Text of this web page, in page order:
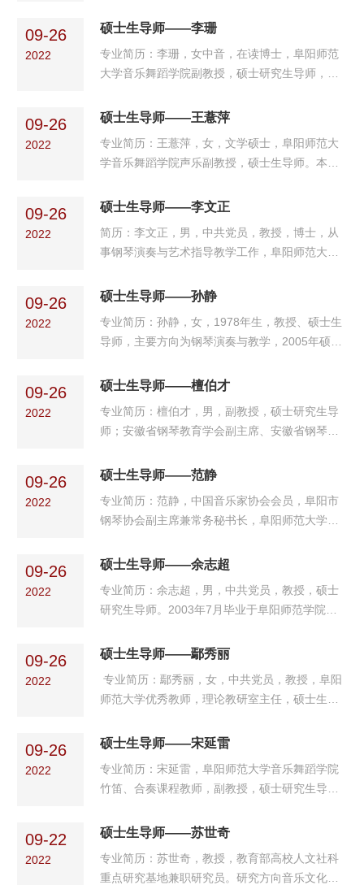
秀青年人才基金项目《黎英海古诗词艺术歌曲的
创作特征和演唱研究...
会员，安徽省音乐家协会声乐专业委员会会员，
阳市政协委员，阜阳市欧美同学会会长。主要从
事声乐演唱与教学、意大利语语音教学和舞台实
女性角色的人物刻画探究—以莫扎特与普契尼歌
剧中的女高音为例...
09-26
2022
硕士生导师——李珊
专业简历：李珊，女中音，在读博士，阜阳师范
大学音乐舞蹈学院副教授，硕士研究生导师，毕
被学院授予优等生毕业证书及“优秀歌剧和音乐会
省声乐专业委员会会员，安徽省欧美同学会会
员。主要从事声乐演唱教学、意大利语语音教学
果：主持和参与“17-18世纪意大利古典艺术歌曲
创作及演唱风格研究...
09-26
2022
硕士生导师——王薏萍
专业简历：王薏萍，女，文学硕士，阜阳师范大
学音乐舞蹈学院声乐副教授，硕士生导师。本科
艺术学院音乐学院。安徽省音乐家协会会员。主
术成果：主持安徽省人文社科重点项目、安徽省
教育规划项目等课题十余项，在《中国教育学
10篇，出版个人专著《声乐与舞蹈艺术研究》。
获奖情况：获第38届意...
09-26
2022
硕士生导师——李文正
简历：李文正，男，中共党员，教授，博士，从
事钢琴演奏与艺术指导教学工作，阜阳师范大学
评审委员会评审专家，教育部教育考试院全国艺
全国本科毕业论文（设计）抽检专家库成员，教
育部青年骨干教师国内访问学者，安徽省中小学
培训专家库成员。学术成果：先后出版个人学术
专著3部，发表专业学...
09-26
2022
硕士生导师——孙静
专业简历：孙静，女，1978年生，教授、硕士生
导师，主要方向为钢琴演奏与教学，2005年硕士
阜阳师范大学音乐舞蹈学院至今。主要学术兼职
阜阳师范大学第一届学术委员会委员、阜阳市第
一届哲学社会科学专家等。学术成果：先后主持
表二类文章3篇、三类文章10余篇，主持和参与
教研课题4项。担任钢...
09-26
2022
硕士生导师——檀伯才
专业简历：檀伯才，男，副教授，硕士研究生导
师；安徽省钢琴教育学会副主席、安徽省钢琴协
音乐学院进修，研究方向为钢琴演奏与教学、作
省高校人文社会科学研究重点项目“基于计算机音
乐制作的虚拟乐器音序技法研究”2、主持阜阳师
虚拟乐器的音序技法研究”3、主持阜阳师范学院
基础教育研究...
09-26
2022
硕士生导师——范静
专业简历：范静，中国音乐家协会会员，阜阳市
钢琴协会副主席兼常务秘书长，阜阳师范大学音
坦威钢琴工作室项目组督导兼艺术总监。毕业于
梅教授，分别获得学士学位、硕士研究生学位。
2003年进修于中央音乐学院钢琴系，师从于李昕
成果：多次在国内外学术杂志，包括sci原刊、各
本科院校学报等等发...
09-26
2022
硕士生导师——余志超
专业简历：余志超，男，中共党员，教授，硕士
研究生导师。2003年7月毕业于阜阳师范学院音
学院获硕士学位；2011年9月至2012.7上海音乐
学院音乐表演系党支部书记、钢琴教研室主任。
学术成果：主持省级重点课题 1 项、市级课题 1
作 3 部，发表学术论文 20 篇。获奖情况：
1.2019.8获第三届言子杯...
09-26
2022
硕士生导师——鄢秀丽
专业简历：鄢秀丽，女，中共党员，教授，阜阳
师范大学优秀教师，理论教研室主任，硕士生导
规划项目评审专家，安徽省中小学艺术评审专
重点研究项目《农村小学艺术教育资源整合研
究》、安徽省高校人文社会科学研究项目《二夹
般项目；发表《情感与理智在器乐演奏中的融
合》、《二胡演奏声腔化的...
09-26
2022
硕士生导师——宋延雷
专业简历：宋延雷，阜阳师范大学音乐舞蹈学院
竹笛、合奏课程教师，副教授，硕士研究生导
族管弦乐学会竹笛专业委员会理事、安徽省竹笛
蹈学院器乐教研室主任。阜阳市首批哲学社会科
09-22
2022
硕士生导师——苏世奇
专业简历：苏世奇，教授，教育部高校人文社科
重点研究基地兼职研究员。研究方向音乐文化